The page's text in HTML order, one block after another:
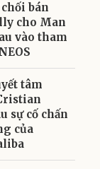
bán
cho Man
vào tham
tâm
sự cố chấn
của